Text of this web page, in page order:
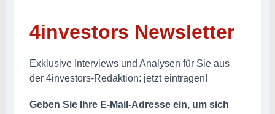
4investors Newsletter
Exklusive Interviews und Analysen für Sie aus
der 4investors-Redaktion: jetzt eintragen!
Geben Sie Ihre E-Mail-Adresse ein, um sich